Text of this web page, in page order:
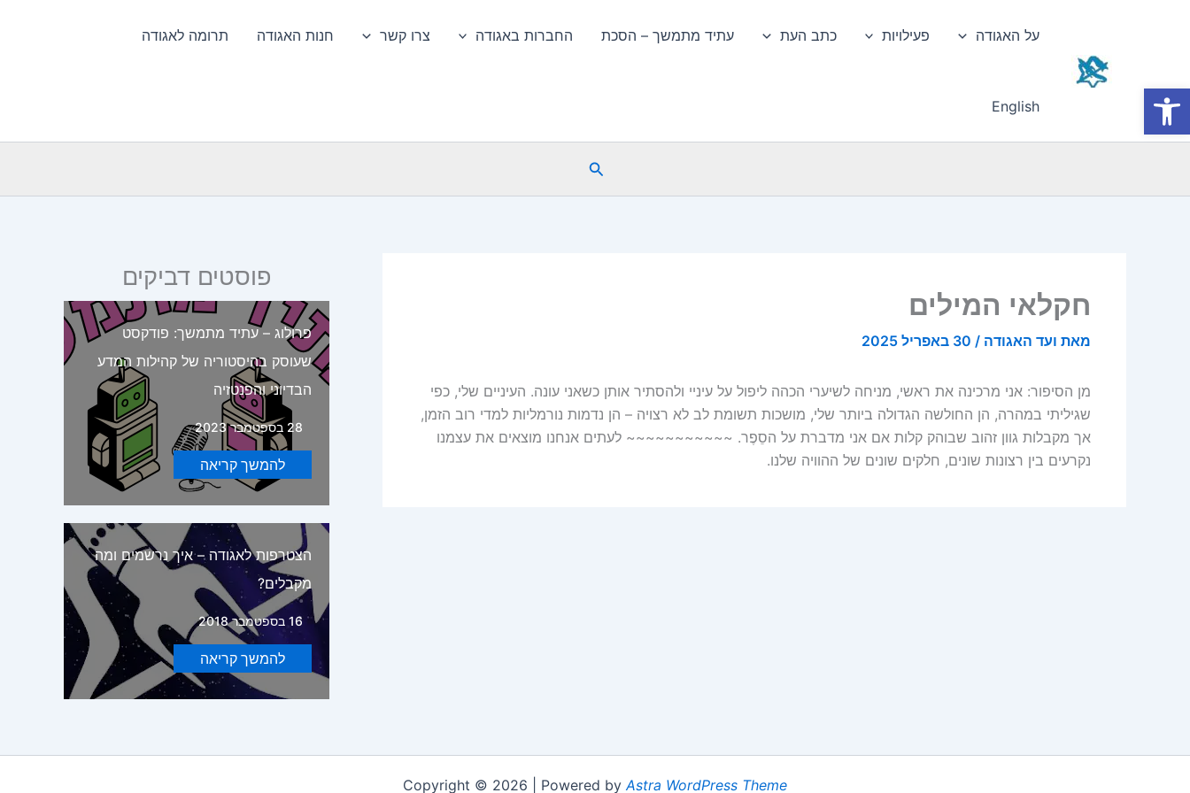
על האגודה פעילויות כתב העת עתיד מתמשך – הסכת החברות באגודה צרו קשר חנות האגודה תרומה לאגודה
English
חיפוש
חקלאי המילים
מאת ועד האגודה / 30 באפריל 2025
מן הסיפור: אני מרכינה את ראשי, מניחה לשיערי הכהה ליפול על עיניי ולהסתיר אותן כשאני עונה. העיניים שלי, כפי
שגיליתי במהרה, הן החולשה הגדולה ביותר שלי, מושכות תשומת לב לא רצויה – הן נדמות נורמליות למדי רוב הזמן,
אך מקבלות גוון זהוב שבוהק קלות אם אני מדברת על הסֵפֶר. ~~~~~~~~~~~ לעתים אנחנו מוצאים את עצמנו
נקרעים בין רצונות שונים, חלקים שונים של ההוויה שלנו.
פוסטים דביקים
פרולוג – עתיד מתמשך: פודקסט
שעוסק בהיסטוריה של קהילות המדע
הבדיוני והפנטזיה
28 בספטמבר 2023
להמשך קריאה
הצטרפות לאגודה – איך נרשמים ומה
מקבלים?
16 בספטמבר 2018
להמשך קריאה
Copyright © 2026 | Powered byAstra WordPress Theme
פתח סרגל נגישות